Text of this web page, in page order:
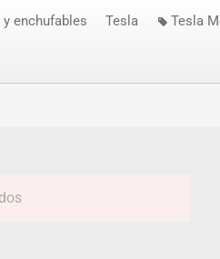
enchufables Tesla Tesla